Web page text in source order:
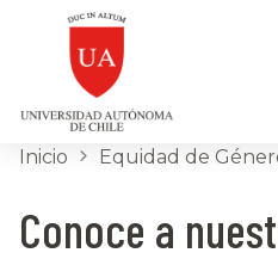
Inicio Equidad de
Conoce a